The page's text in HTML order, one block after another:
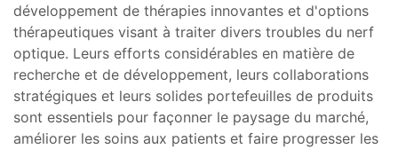
développement de thérapies innovantes et d'options
thérapeutiques visant à traiter divers troubles du nerf
optique. Leurs efforts considérables en matière de
recherche et de développement, leurs collaborations
stratégiques et leurs solides portefeuilles de produits
sont essentiels pour façonner le paysage du marché,
améliorer les soins aux patients et faire progresser les